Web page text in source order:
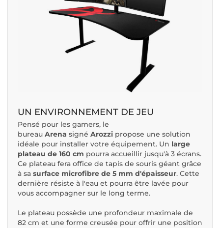
UN ENVIRONNEMENT DE JEU
Pensé pour les gamers, le
bureau Arena signé Arozzi propose une solution
idéale pour installer votre équipement. Un large
plateau de 160 cm pourra accueillir jusqu'à 3 écrans.
Ce plateau fera office de tapis de souris géant grâce
à sa surface microfibre de 5 mm d'épaisseur. Cette
dernière résiste à l'eau et pourra être lavée pour
vous accompagner sur le long terme.
Le plateau possède une profondeur maximale de
82 cm et une forme creusée pour offrir une position